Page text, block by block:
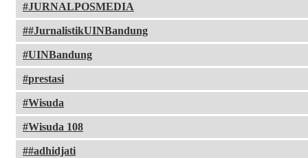
JURNALPOSMEDIA
#JurnalistikUINBandung
UINBandung
prestasi
Wisuda
Wisuda 108
#adhidjati